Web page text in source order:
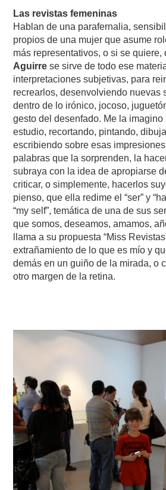
Las revistas femeninas
Hablan de una parafernalia,
propios de una mujer que asume
más representativos, o si se quiere,
Aguirre se sirve de todo ese
interpretaciones subjetivas, para
recrearlos, desenvolviendo nuevas
dentro de lo irónico, jocoso,
gesto del desenfado. Me la imagino
estudio, recortando, pintando,
escribiendo sobre esas
palabras que la sorprenden, la
subraya con la idea de apropiarse
criticar, o simplemente, hacerlos
pienso, que ella redime el “ser” y
“my self”, temática de una de sus
que somos, deseamos, amamos,
llama a su propuesta “Miss
extrañamiento de lo que es mío y
demás en un guiño de la mirada, o
otro margen de la retina.